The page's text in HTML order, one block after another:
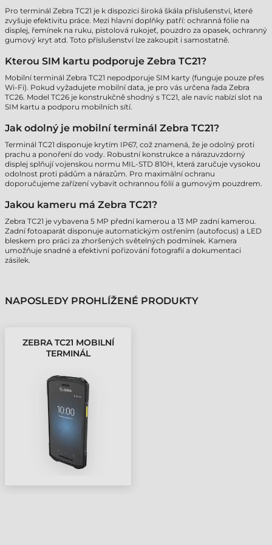
Pro terminál Zebra TC21 je k dispozici široká škála příslušenství, které
zvyšuje efektivitu práce. Mezi hlavní doplňky patří: ochranná fólie na
displej, řemínek na ruku, pistolová rukojeť, pouzdro za opasek, ochranný
gumový kryt atd. Toto příslušenství lze zakoupit i samostatně.
Kterou SIM kartu podporuje Zebra TC21?
Mobilní terminál Zebra TC21 nepodporuje SIM karty (funguje pouze přes
Wi-Fi). Pokud vyžadujete mobilní data, je pro vás určena řada Zebra
TC26. Model TC26 je konstrukčně shodný s TC21, ale navíc nabízí slot na
SIM kartu a podporu mobilních sítí.
Jak odolný je mobilní terminál Zebra TC21?
Terminál TC21 disponuje krytím IP67, což znamená, že je odolný proti
prachu a ponoření do vody. Robustní konstrukce a nárazuvzdorný
displej splňují vojenskou normu MIL-STD 810H, která zaručuje vysokou
odolnost proti pádům a nárazům. Pro maximální ochranu
doporučujeme zařízení vybavit ochrannou fólií a gumovým pouzdrem.
Jakou kameru má Zebra TC21?
Zebra TC21 je vybavena 5 MP přední kamerou a 13 MP zadní kamerou.
Zadní fotoaparát disponuje automatickým ostřením (autofocus) a LED
bleskem pro práci za zhoršených světelných podmínek. Kamera
umožňuje snadné a efektivní pořizování fotografií a dokumentaci
zásilek.
NAPOSLEDY PROHLÍŽENÉ PRODUKTY
ZEBRA TC21 MOBILNÍ
TERMINÁL